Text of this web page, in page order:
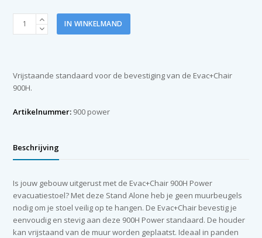
900H
Power
IN WINKELMAND
Vrijstaande standaard voor de bevestiging van de Evac+Chair
900H.
Artikelnummer: 900 power
Beschrijving
Is jouw gebouw uitgerust met de Evac+Chair 900H Power
evacuatiestoel? Met deze Stand Alone heb je geen muurbeugels
nodig om je stoel veilig op te hangen. De Evac+Chair bevestig je
eenvoudig en stevig aan deze 900H Power standaard. De houder
kan vrijstaand van de muur worden geplaatst. Ideaal in panden